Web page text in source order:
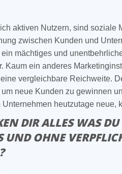
aktiven Nutzern, sind soziale
zwischen Kunden und
mächtiges und
Kaum ein anderes
vergleichbare Reichweite.
neue Kunden zu gewinnen
Unternehmen heutzutage neue,
DIR ALLES WAS
UND OHNE